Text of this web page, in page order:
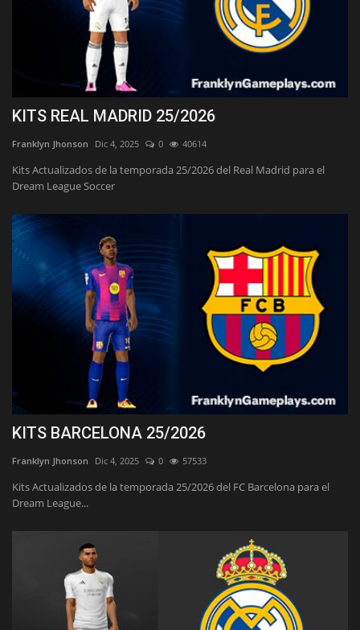
KITS REAL MADRID 25/2026
Franklyn Jhonson Dic 4, 2025 0 40614
Kits Actualizados de la temporada 25/2026 del Real Madrid para el
Dream League Soccer
KITS BARCELONA 25/2026
Franklyn Jhonson Dic 4, 2025 0 57533
Kits Actualizados de la temporada 25/2026 del FC Barcelona para el
Dream League...